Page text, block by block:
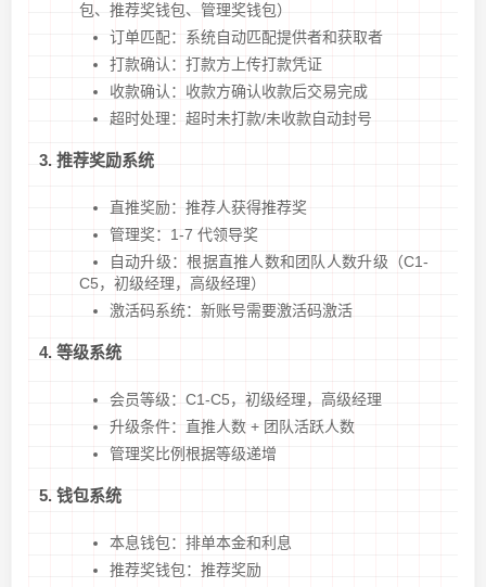
包、推荐奖钱包、管理奖钱包）
订单匹配：系统自动匹配提供者和获取者
打款确认：打款方上传打款凭证
收款确认：收款方确认收款后交易完成
超时处理：超时未打款/未收款自动封号
3. 推荐奖励系统
直推奖励：推荐人获得推荐奖
管理奖：1-7 代领导奖
自动升级：根据直推人数和团队人数升级（C1-
C5，初级经理，高级经理）
激活码系统：新账号需要激活码激活
4. 等级系统
会员等级：C1-C5，初级经理，高级经理
升级条件：直推人数 + 团队活跃人数
管理奖比例根据等级递增
5. 钱包系统
本息钱包：排单本金和利息
推荐奖钱包：推荐奖励